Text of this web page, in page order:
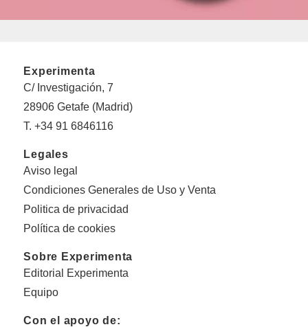
Experimenta
C/ Investigación, 7
28906 Getafe (Madrid)
T. +34 91 6846116
Legales
Aviso legal
Condiciones Generales de Uso y Venta
Politica de privacidad
Política de cookies
Sobre Experimenta
Editorial Experimenta
Equipo
Con el apoyo de: